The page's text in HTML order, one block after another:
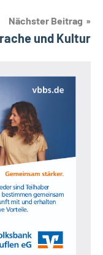
Nächster Beitrag
und Kultur